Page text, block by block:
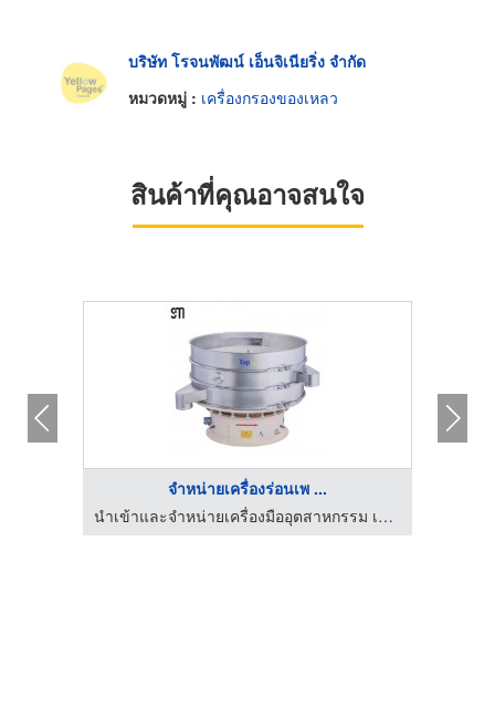
บริษัท โรจนพัฒน์ เอ็นจิเนียริ่ง จำกัด
หมวดหมู่ : เครื่องกรองของเหลว
สินค้าที่คุณอาจสนใจ
จำหน่ายเครื่องร่อนเพ ...
นำเข้าและจำหน่ายเครื่องมืออุตสาหกรรม เจ เอส มัลติเทค